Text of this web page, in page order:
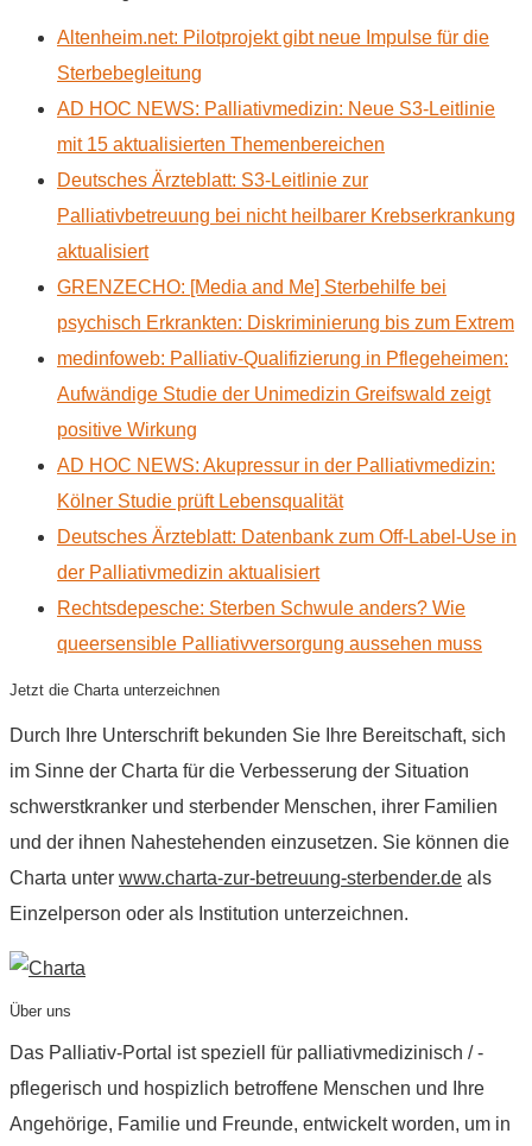
Altenheim.net: Pilotprojekt gibt neue Impulse für die
Sterbebegleitung
AD HOC NEWS: Palliativmedizin: Neue S3-Leitlinie
mit 15 aktualisierten Themenbereichen
Deutsches Ärzteblatt: S3-Leitlinie zur
Palliativbetreuung bei nicht heilbarer Krebserkrankung
aktualisiert
GRENZECHO: [Media and Me] Sterbehilfe bei
psychisch Erkrankten: Diskriminierung bis zum Extrem
medinfoweb: Palliativ-Qualifizierung in Pflegeheimen:
Aufwändige Studie der Unimedizin Greifswald zeigt
positive Wirkung
AD HOC NEWS: Akupressur in der Palliativmedizin:
Kölner Studie prüft Lebensqualität
Deutsches Ärzteblatt: Datenbank zum Off-Label-Use in
der Palliativmedizin aktualisiert
Rechtsdepesche: Sterben Schwule anders? Wie
queersensible Palliativversorgung aussehen muss
Jetzt die Charta unterzeichnen
Durch Ihre Unterschrift bekunden Sie Ihre Bereitschaft, sich
im Sinne der Charta für die Verbesserung der Situation
schwerstkranker und sterbender Menschen, ihrer Familien
und der ihnen Nahestehenden einzusetzen. Sie können die
Charta unter www.charta-zur-betreuung-sterbender.de als
Einzelperson oder als Institution unterzeichnen.
Über uns
Das Palliativ-Portal ist speziell für palliativmedizinisch / -
pflegerisch und hospizlich betroffene Menschen und Ihre
Angehörige, Familie und Freunde, entwickelt worden, um in